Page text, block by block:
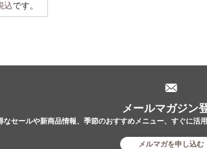
込です。
メールマガジン
なセールや新商品情報、季節のおすすめメニュー、すぐに活
メルマガを申し込む